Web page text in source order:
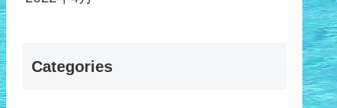
Categories